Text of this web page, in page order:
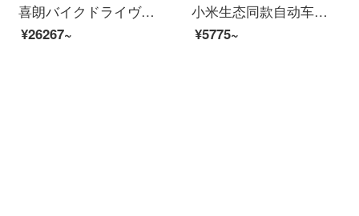
喜朗バイクドライヴレーコダーSONYハイビゾン1080前後ダブル録画カメラ防水ライド装備MX 801高配合版-SONYハービアン307レンズレコーダー+M
¥26267~
小米生态同款自动车ドライヴレーダカーハイビアン夜見驻车监视24时间免レインストール车载携帯に関しては黒セスト一个単眼レイ
¥5775~